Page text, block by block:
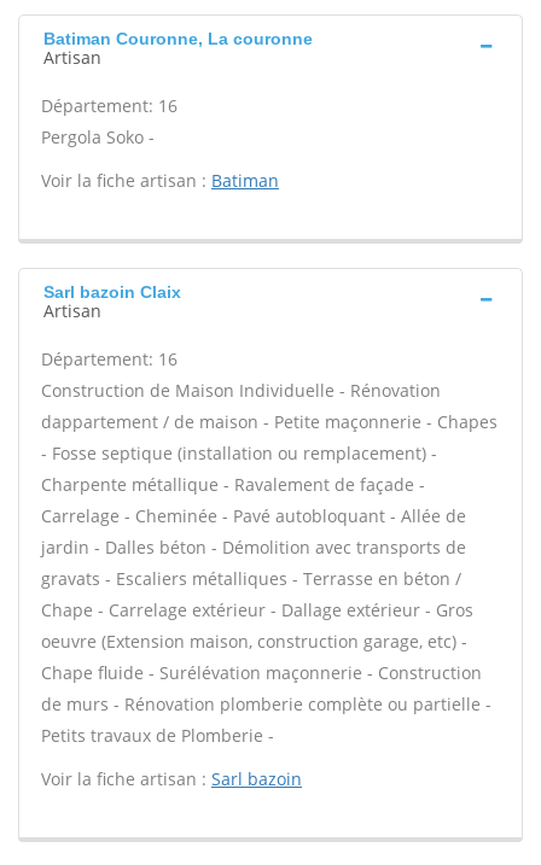
Batiman Couronne, La couronne
Artisan
Département: 16
Pergola Soko -
Voir la fiche artisan : Batiman
Sarl bazoin Claix
Artisan
Département: 16
Construction de Maison Individuelle - Rénovation
dappartement / de maison - Petite maçonnerie - Chapes
- Fosse septique (installation ou remplacement) -
Charpente métallique - Ravalement de façade -
Carrelage - Cheminée - Pavé autobloquant - Allée de
jardin - Dalles béton - Démolition avec transports de
gravats - Escaliers métalliques - Terrasse en béton /
Chape - Carrelage extérieur - Dallage extérieur - Gros
oeuvre (Extension maison, construction garage, etc) -
Chape fluide - Surélévation maçonnerie - Construction
de murs - Rénovation plomberie complète ou partielle -
Petits travaux de Plomberie -
Voir la fiche artisan : Sarl bazoin